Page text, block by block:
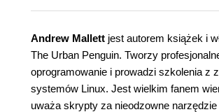
Andrew Mallett jest autorem książek i
The Urban Penguin. Tworzy
oprogramowanie i prowadzi szkolenia z
systemów Linux. Jest wielkim fanem
uważa skrypty za nieodzowne